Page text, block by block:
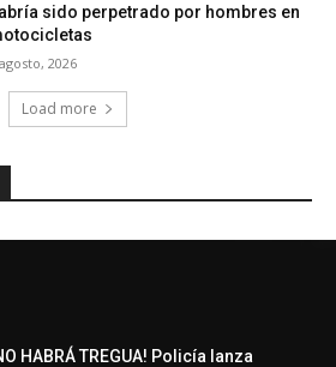
sido perpetrado por hombres en
2026
Load more
HABRÁ TREGUA! Policía lanza